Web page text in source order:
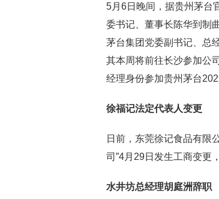
5月6日晚间，据贵州茅台
委书记、董事长陈华到制
茅台集团党委副书记、总
其本周将前往长沙参加公
经理身份参加贵州茅台
徐福记法定代表人变更
日前，东莞徐记食品有限
司”4月29日发生工商变更
水井坊总经理胡庭洲辞职